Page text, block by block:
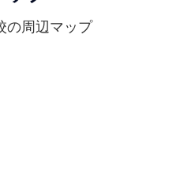
の周辺マップ